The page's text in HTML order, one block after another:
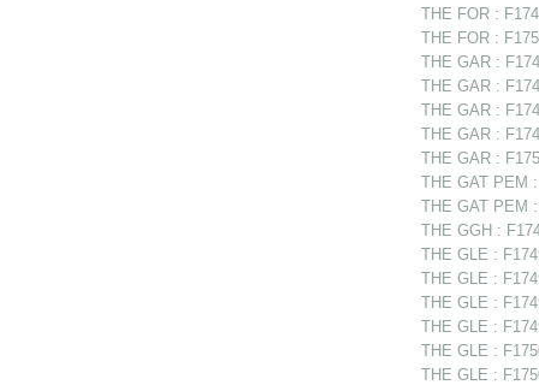
THE FOR :
THE FOR :
THE GAR :
THE GAR :
THE GAR :
THE GAR :
THE GAR :
THE GAT PEM
THE GAT PEM
THE GGH :
THE GLE :
THE GLE :
THE GLE :
THE GLE :
THE GLE :
THE GLE :